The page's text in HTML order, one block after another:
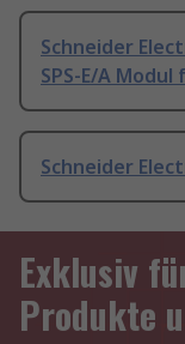
Schneider
SPS-E/A
Schneider
Exklusiv
Produkte